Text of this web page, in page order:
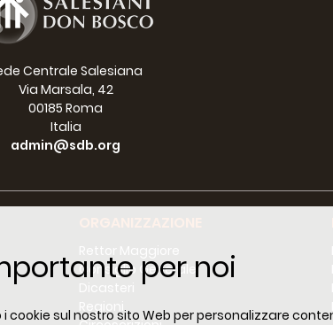
per noi
cookie sul nostro sito Web per personalizzare
Centrale Salesiana
Via Marsala, 42
00185 Roma
Italia
admin@sdb.org
Consiglio Generale
Regioni